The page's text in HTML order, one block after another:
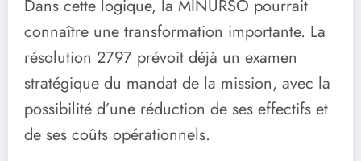
Dans cette logique, la MINURSO pourrait
connaître une transformation importante. La
résolution 2797 prévoit déjà un examen
stratégique du mandat de la mission, avec la
possibilité d’une réduction de ses effectifs et
de ses coûts opérationnels.